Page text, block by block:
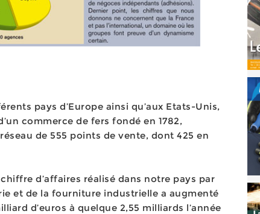
pays d’Europe ainsi qu’aux Etats-Unis,
commerce de fers fondé en 1782,
de 555 points de vente, dont 425 en
d’affaires réalisé dans notre pays par
et de la fourniture industrielle a augmenté
d’euros à quelque 2,55 milliards l’année